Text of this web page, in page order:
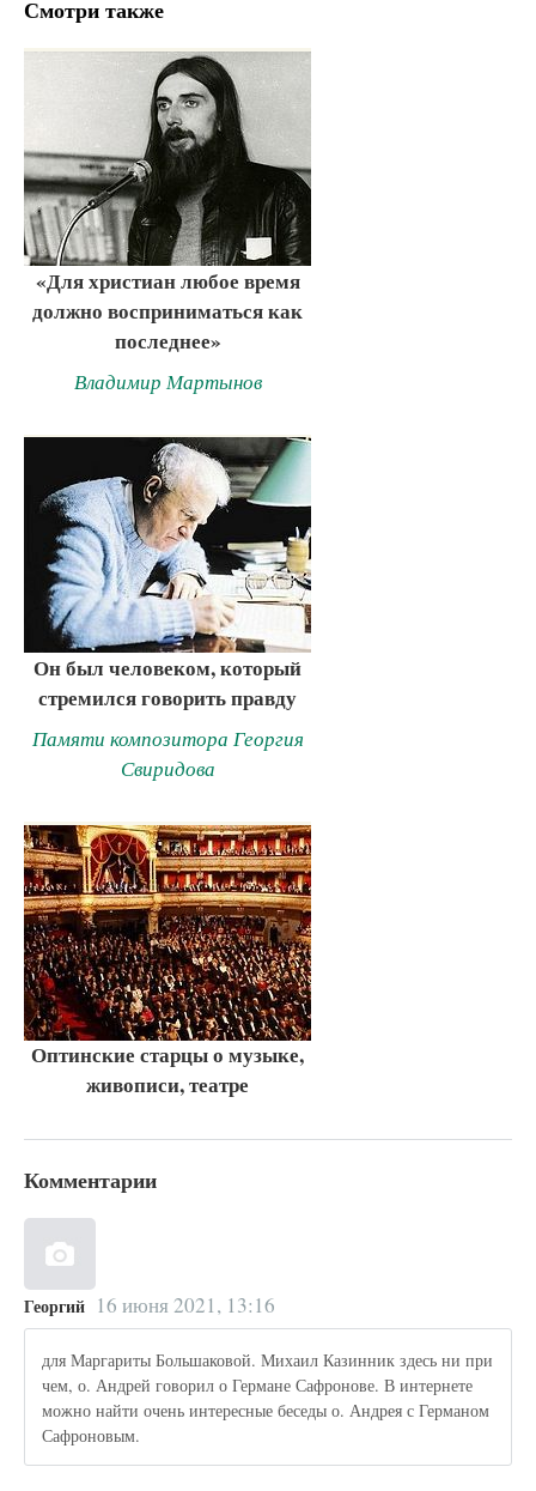
Смотри также
«Для христиан любое время
должно восприниматься как
последнее»
Владимир Мартынов
Он был человеком, который
стремился говорить правду
Памяти композитора Георгия
Свиридова
Оптинские старцы о музыке,
живописи, театре
Комментарии
Георгий 16 июня 2021, 13:16
для Маргариты Большаковой. Михаил Казинник здесь ни при
чем, о. Андрей говорил о Германе Сафронове. В интернете
можно найти очень интересные беседы о. Андрея с Германом
Сафроновым.